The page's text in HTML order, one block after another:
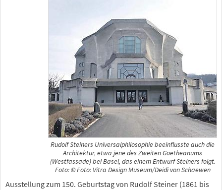
Rudolf Steiners Universalphilosophie beeinflusste auch die
Architektur, etwa jene des Zweiten Goetheanums
(Westfassade) bei Basel, das einem Entwurf Steiners folgt.
Foto: © Foto: Vitra Design Museum/Deidi von Schaewen
Ausstellung zum 150. Geburtstag von Rudolf Steiner (1861 bis